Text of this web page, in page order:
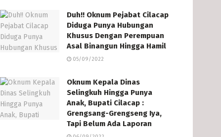
Duh!! Oknum Pejabat Cilacap
Diduga Punya Hubungan
Khusus Dengan Perempuan
Asal Binangun Hingga Hamil
05/09/2022
Oknum Kepala Dinas
Selingkuh Hingga Punya
Anak, Bupati Cilacap :
Grengsang-Grengseng Iya,
Tapi Belum Ada Laporan